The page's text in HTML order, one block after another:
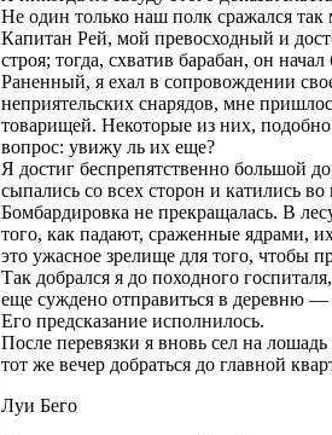
Не один только наш полк сражался
Капитан Рей, мой превосходный и
строя; тогда, схватив барабан, он
Раненный, я ехал в сопровождении
неприятельских снарядов, мне
товарищей. Некоторые из них,
вопрос: увижу ль их еще?
Я достиг беспрепятственно большой
сыпались со всех сторон и катились во
Бомбардировка не прекращалась. В
того, как падают, сраженные ядрами,
это ужасное зрелище для того, чтобы
Так добрался я до походного
еще суждено отправиться в деревню
Его предсказание исполнилось.
После перевязки я вновь сел на
тот же вечер добраться до главной
Луи Бего